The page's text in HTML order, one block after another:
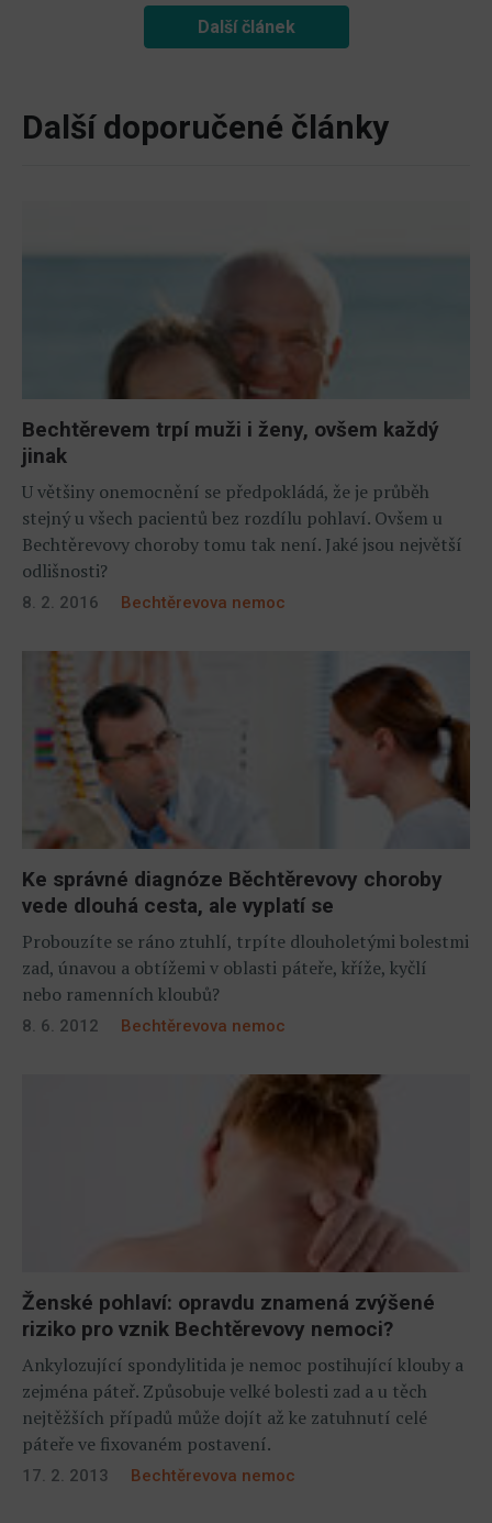
Další článek
Další doporučené články
Bechtěrevem trpí muži i ženy, ovšem každý
jinak
U většiny onemocnění se předpokládá, že je průběh
stejný u všech pacientů bez rozdílu pohlaví. Ovšem u
Bechtěrevovy choroby tomu tak není. Jaké jsou největší
odlišnosti?
8. 2. 2016 Bechtěrevova nemoc
Ke správné diagnóze Běchtěrevovy choroby
vede dlouhá cesta, ale vyplatí se
Probouzíte se ráno ztuhlí, trpíte dlouholetými bolestmi
zad, únavou a obtížemi v oblasti páteře, kříže, kyčlí
nebo ramenních kloubů?
8. 6. 2012 Bechtěrevova nemoc
Ženské pohlaví: opravdu znamená zvýšené
riziko pro vznik Bechtěrevovy nemoci?
Ankylozující spondylitida je nemoc postihující klouby a
zejména páteř. Způsobuje velké bolesti zad a u těch
nejtěžších případů může dojít až ke zatuhnutí celé
páteře ve fixovaném postavení.
17. 2. 2013 Bechtěrevova nemoc